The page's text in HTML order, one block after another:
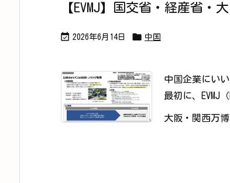
【EVMJ】国交省・経産省
 2026年6月14日  中国
中国企業にい
最初に、EVMJ
大阪・関西万